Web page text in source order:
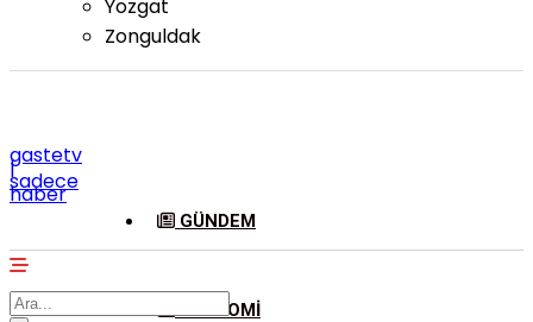
Yozgat
Zonguldak
gastetv
|
sadece
haber
GÜNDEM
EKONOMI